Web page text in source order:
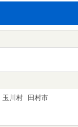
玉川村
田村市